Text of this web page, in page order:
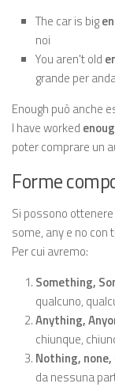
The car is big
noi
You aren't old
grande per
Enough può anche
I have worked
poter comprare un
Forme
Si possono
some, any e no con
Per cui avremo:
Something,
qualcuno,
Anything,
chiunque,
Nothing,
da nessuna